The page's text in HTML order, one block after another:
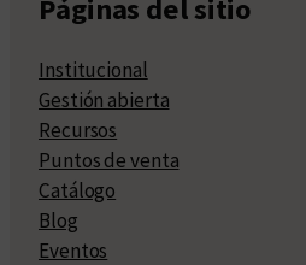
Páginas del sitio
Institucional
Gestión abierta
Recursos
Puntos de venta
Catálogo
Blog
Eventos